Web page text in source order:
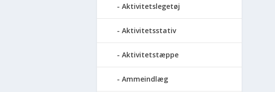
Aktivitetslegetøj
Aktivitetsstativ
Aktivitetstæppe
Ammeindlæg